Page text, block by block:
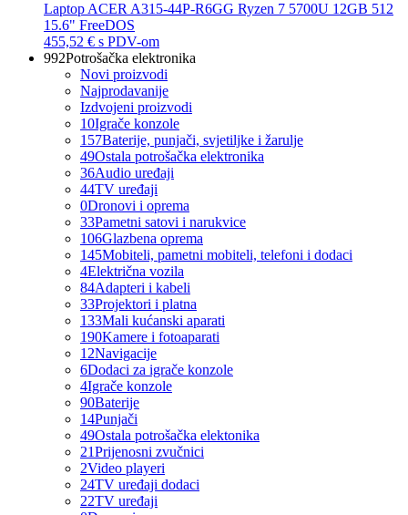
Laptop ACER A315-44P-R6GG Ryzen 7 5700U 12GB 512
15.6" FreeDOS
455,52 € s PDV-om
992Potrošačka elektronika
Novi proizvodi
Najprodavanije
Izdvojeni proizvodi
10Igrače konzole
157Baterije, punjači, svjetiljke i žarulje
49Ostala potrošačka elektronika
36Audio uređaji
44TV uređaji
0Dronovi i oprema
33Pametni satovi i narukvice
106Glazbena oprema
145Mobiteli, pametni mobiteli, telefoni i dodaci
4Električna vozila
84Adapteri i kabeli
33Projektori i platna
133Mali kućanski aparati
190Kamere i fotoaparati
12Navigacije
6Dodaci za igrače konzole
4Igrače konzole
90Baterije
14Punjači
49Ostala potrošačka elektonika
21Prijenosni zvučnici
2Video playeri
24TV uređaji dodaci
22TV uređaji